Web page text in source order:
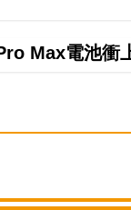
Max電池衝